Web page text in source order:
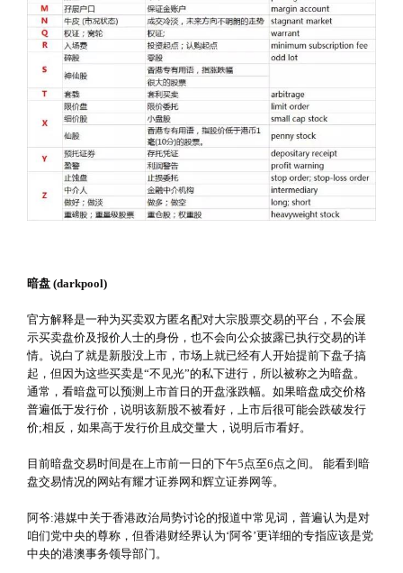
暗盘 (darkpool)
官方解释是一种为买卖双方匿名配对大宗股票交易的平台，不会展
示买卖盘价及报价人士的身份，也不会向公众披露已执行交易的详
情。说白了就是新股没上市，市场上就已经有人开始提前下盘子搞
起，但因为这些买卖是“不见光”的私下进行，所以被称之为暗盘。
通常，看暗盘可以预测上市首日的开盘涨跌幅。如果暗盘成交价格
普遍低于发行价，说明该新股不被看好，上市后很可能会跌破发行
价;相反，如果高于发行价且成交量大，说明后市看好。
目前暗盘交易时间是在上市前一日的下午5点至6点之间。 能看到暗
盘交易情况的网站有耀才证券网和辉立证券网等。
阿爷:港媒中关于香港政治局势讨论的报道中常见词，普遍认为是对
咱们党中央的尊称，但香港财经界认为‘阿爷’更详细的专指应该是党
中央的港澳事务领导部门。